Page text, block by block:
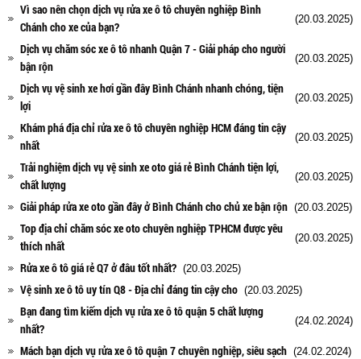
Vì sao nên chọn dịch vụ rửa xe ô tô chuyên nghiệp Bình
Chánh cho xe của bạn?
(20.03.2025)
Dịch vụ chăm sóc xe ô tô nhanh Quận 7 - Giải pháp cho người
bận rộn
(20.03.2025)
Dịch vụ vệ sinh xe hơi gần đây Bình Chánh nhanh chóng, tiện
lợi
(20.03.2025)
Khám phá địa chỉ rửa xe ô tô chuyên nghiệp HCM đáng tin cậy
nhất
(20.03.2025)
Trải nghiệm dịch vụ vệ sinh xe oto giá rẻ Bình Chánh tiện lợi,
chất lượng
(20.03.2025)
Giải pháp rửa xe oto gần đây ở Bình Chánh cho chủ xe bận rộn (20.03.2025)
Top địa chỉ chăm sóc xe oto chuyên nghiệp TPHCM được yêu
thích nhất
(20.03.2025)
Rửa xe ô tô giá rẻ Q7 ở đâu tốt nhất? (20.03.2025)
Vệ sinh xe ô tô uy tín Q8 - Địa chỉ đáng tin cậy cho (20.03.2025)
Bạn đang tìm kiếm dịch vụ rửa xe ô tô quận 5 chất lượng
nhất?
(24.02.2024)
Mách bạn dịch vụ rửa xe ô tô quận 7 chuyên nghiệp, siêu sạch (24.02.2024)